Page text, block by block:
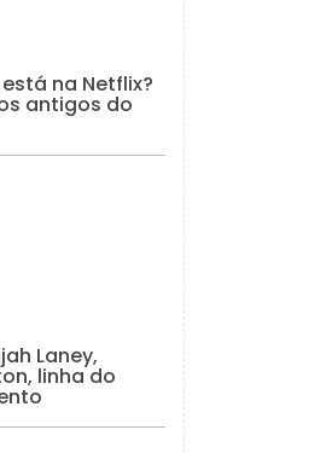
na Netflix?
antigos do
Laney,
linha do